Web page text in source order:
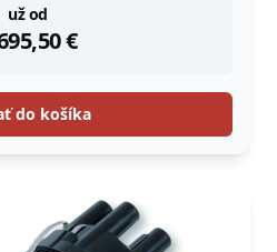
už od
€
do košíka